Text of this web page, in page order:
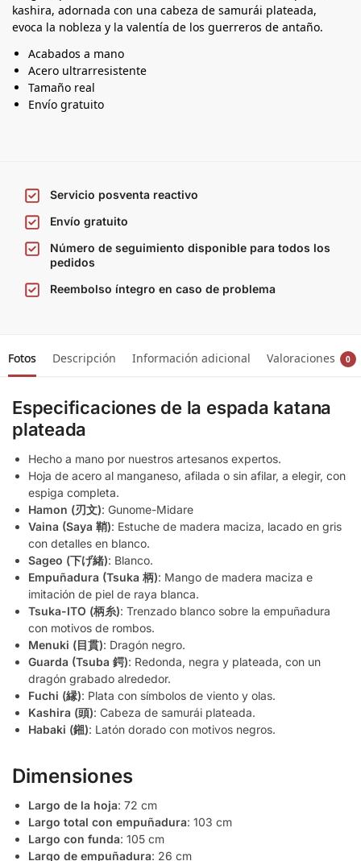
kashira, adornada con una cabeza de samurái plateada,
evoca la nobleza y la valentía de los guerreros de antaño.
Acabados a mano
Acero ultrarresistente
Tamaño real
Envío gratuito
Servicio posventa reactivo
Envío gratuito
Número de seguimiento disponible para todos los
pedidos
Reembolso íntegro en caso de problema
Fotos Descripción Información adicional Valoraciones 0
Especificaciones de la espada katana
plateada
Hecho a mano por nuestros artesanos expertos.
Hoja de acero al manganeso, afilada o sin afilar, a elegir, con
espiga completa.
Hamon (刃文): Gunome-Midare
Vaina (Saya 鞘): Estuche de madera maciza, lacado en gris
con detalles en blanco.
Sageo (下げ緒): Blanco.
Empuñadura (Tsuka 柄): Mango de madera maciza e
imitación de piel de raya blanca.
Tsuka-ITO (柄糸): Trenzado blanco sobre la empuñadura
con motivos de rombos.
Menuki (目貫): Dragón negro.
Guarda (Tsuba 鍔): Redonda, negra y plateada, con un
dragón grabado alrededor.
Fuchi (縁): Plata con símbolos de viento y olas.
Kashira (頭): Cabeza de samurái plateada.
Habaki (鎺): Latón dorado con motivos negros.
Dimensiones
Largo de la hoja: 72 cm
Largo total con empuñadura: 103 cm
Largo con funda: 105 cm
Largo de empuñadura: 26 cm